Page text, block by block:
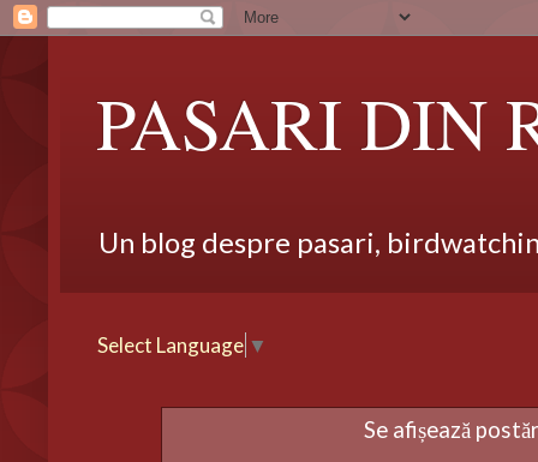
PASARI DIN
Un blog despre pasari,
Select Language ▼
Se afișează